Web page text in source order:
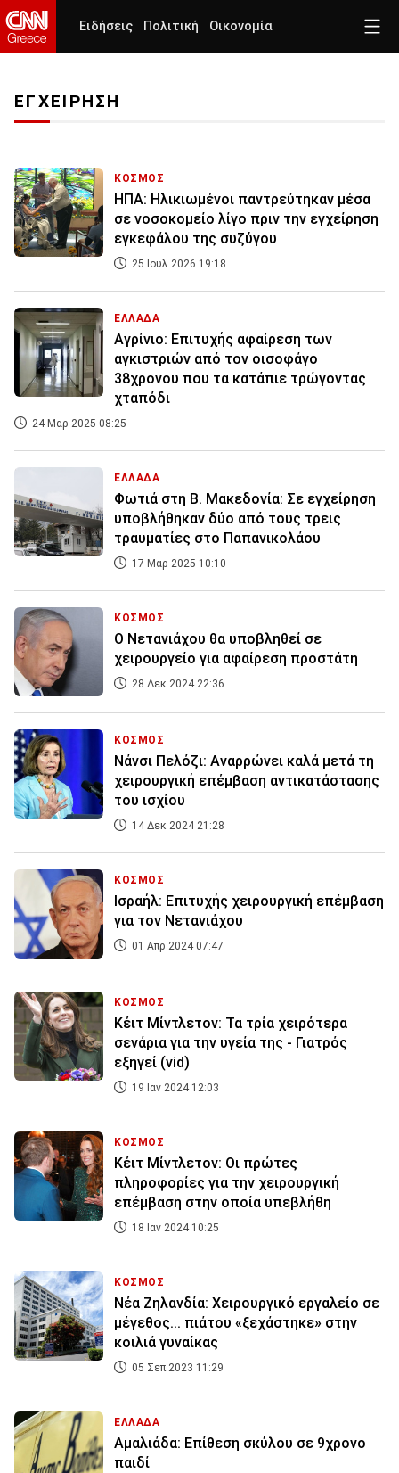
Ειδήσεις Πολιτική Οικονομία
ΕΓΧΕΙΡΗΣΗ
ΚΟΣΜΟΣ
ΗΠΑ: Ηλικιωμένοι παντρεύτηκαν μέσα
σε νοσοκομείο λίγο πριν την εγχείρηση
εγκεφάλου της συζύγου
25 Ιουλ 2026 19:18
ΕΛΛΑΔΑ
Αγρίνιο: Επιτυχής αφαίρεση των
αγκιστριών από τον οισοφάγο
38χρονου που τα κατάπιε τρώγοντας
χταπόδι
24 Μαρ 2025 08:25
ΕΛΛΑΔΑ
Φωτιά στη Β. Μακεδονία: Σε εγχείρηση
υποβλήθηκαν δύο από τους τρεις
τραυματίες στο Παπανικολάου
17 Μαρ 2025 10:10
ΚΟΣΜΟΣ
Ο Νετανιάχου θα υποβληθεί σε
χειρουργείο για αφαίρεση προστάτη
28 Δεκ 2024 22:36
ΚΟΣΜΟΣ
Νάνσι Πελόζι: Αναρρώνει καλά μετά τη
χειρουργική επέμβαση αντικατάστασης
του ισχίου
14 Δεκ 2024 21:28
ΚΟΣΜΟΣ
Ισραήλ: Επιτυχής χειρουργική επέμβαση
για τον Νετανιάχου
01 Απρ 2024 07:47
ΚΟΣΜΟΣ
Κέιτ Μίντλετον: Τα τρία χειρότερα
σενάρια για την υγεία της - Γιατρός
εξηγεί (vid)
19 Ιαν 2024 12:03
ΚΟΣΜΟΣ
Κέιτ Μίντλετον: Οι πρώτες
πληροφορίες για την χειρουργική
επέμβαση στην οποία υπεβλήθη
18 Ιαν 2024 10:25
ΚΟΣΜΟΣ
Νέα Ζηλανδία: Xειρουργικό εργαλείο σε
μέγεθος... πιάτου «ξεχάστηκε» στην
κοιλιά γυναίκας
05 Σεπ 2023 11:29
ΕΛΛΑΔΑ
Αμαλιάδα: Επίθεση σκύλου σε 9χρονο
παιδί